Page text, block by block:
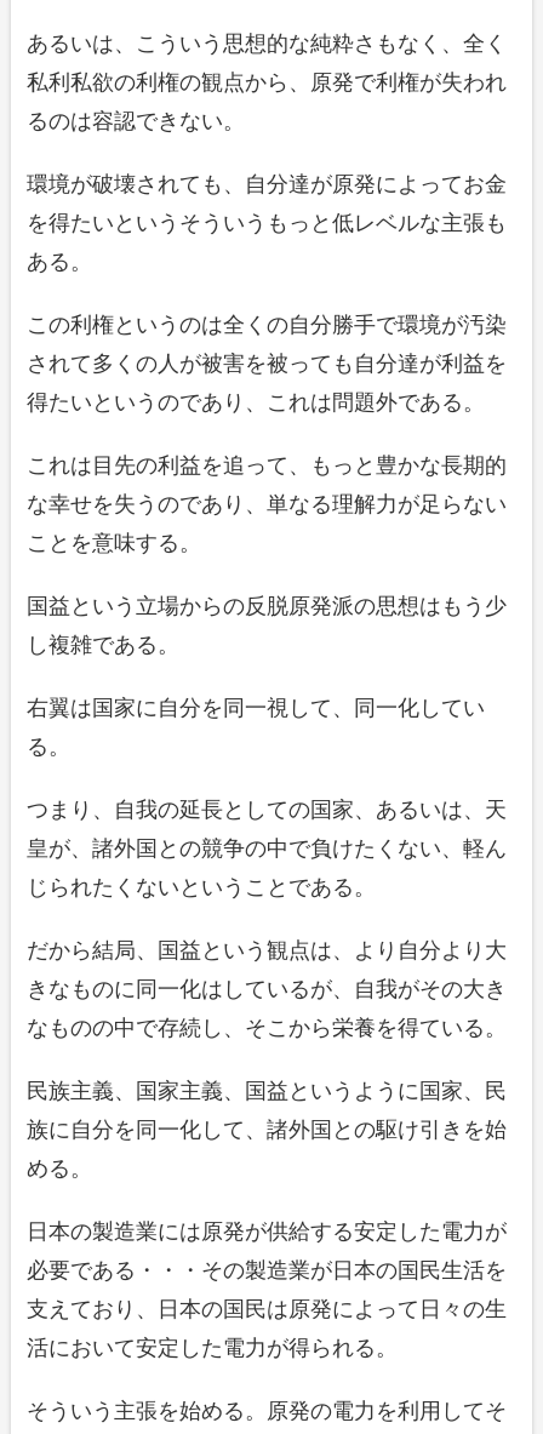
あるいは、こういう思想的な純粋さもなく、全く
私利私欲の利権の観点から、原発で利権が失われ
るのは容認できない。
環境が破壊されても、自分達が原発によってお金
を得たいというそういうもっと低レベルな主張も
ある。
この利権というのは全くの自分勝手で環境が汚染
されて多くの人が被害を被っても自分達が利益を
得たいというのであり、これは問題外である。
これは目先の利益を追って、もっと豊かな長期的
な幸せを失うのであり、単なる理解力が足らない
ことを意味する。
国益という立場からの反脱原発派の思想はもう少
し複雑である。
右翼は国家に自分を同一視して、同一化してい
る。
つまり、自我の延長としての国家、あるいは、天
皇が、諸外国との競争の中で負けたくない、軽ん
じられたくないということである。
だから結局、国益という観点は、より自分より大
きなものに同一化はしているが、自我がその大き
なものの中で存続し、そこから栄養を得ている。
民族主義、国家主義、国益というように国家、民
族に自分を同一化して、諸外国との駆け引きを始
める。
日本の製造業には原発が供給する安定した電力が
必要である・・・その製造業が日本の国民生活を
支えており、日本の国民は原発によって日々の生
活において安定した電力が得られる。
そういう主張を始める。原発の電力を利用してそ